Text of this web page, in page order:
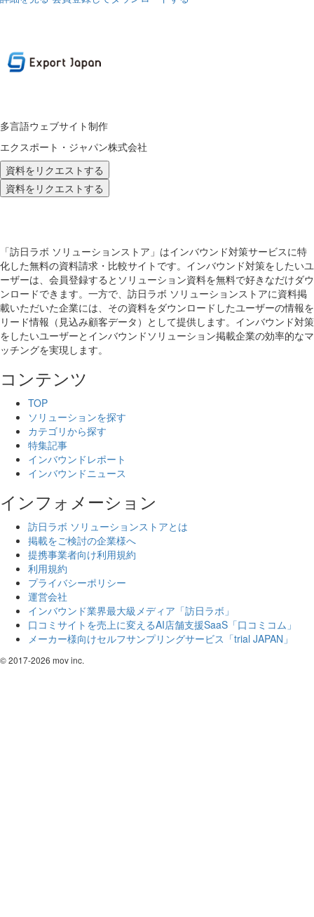
多言語ウェブサイト制作
エクスポート・ジャパン株式会社
資料をリクエストする
資料をリクエストする
「訪日ラボ ソリューションストア」はインバウンド対策サービスに特
化した無料の資料請求・比較サイトです。インバウンド対策をしたいユ
ーザーは、会員登録するとソリューション資料を無料で好きなだけダウ
ンロードできます。一方で、訪日ラボ ソリューションストアに資料掲
載いただいた企業には、その資料をダウンロードしたユーザーの情報を
リード情報（見込み顧客データ）として提供します。インバウンド対策
をしたいユーザーとインバウンドソリューション掲載企業の効率的なマ
ッチングを実現します。
コンテンツ
TOP
ソリューションを探す
カテゴリから探す
特集記事
インバウンドレポート
インバウンドニュース
インフォメーション
訪日ラボ ソリューションストアとは
掲載をご検討の企業様へ
提携事業者向け利用規約
利用規約
プライバシーポリシー
運営会社
インバウンド業界最大級メディア「訪日ラボ」
口コミサイトを売上に変えるAI店舗支援SaaS「口コミコム」
メーカー様向けセルフサンプリングサービス「trial JAPAN」
© 2017-2026 mov inc.